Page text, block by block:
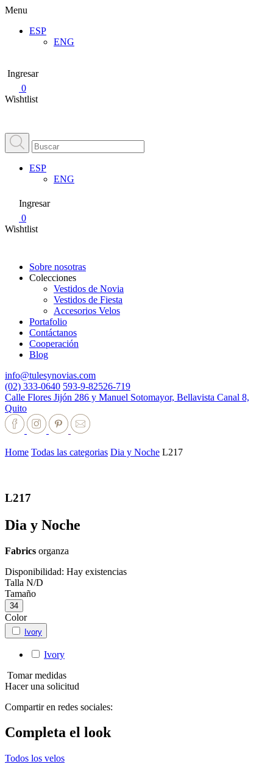
Menu
ESP
ENG
Ingresar
0
Wishtlist
ESP
ENG
Ingresar
0
Wishtlist
Sobre nosotras
Colecciones
Vestidos de Novia
Vestidos de Fiesta
Accesorios Velos
Portafolio
Contáctanos
Cooperación
Blog
info@tulesynovias.com
(02) 333-0640 593-9-82526-719
Calle Flores Jijón 286 y Manuel Sotomayor, Bellavista Canal 8,
Quito
Home Todas las categorias Dia y Noche L217
L217
Dia y Noche
Fabrics organza
Disponibilidad: Hay existencias
Talla N/D
Tamaño
34
Color
Ivory
Ivory
Tomar medidas
Hacer una solicitud
Compartir en redes sociales:
Completa el look
Todos los velos